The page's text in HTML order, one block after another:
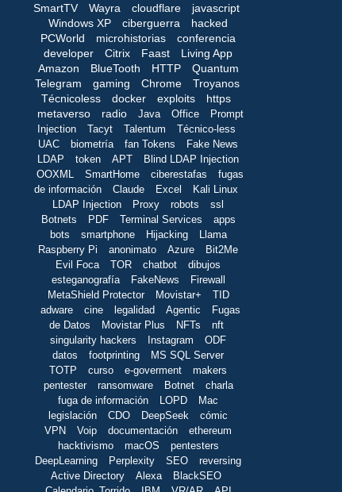
SmartTV
Wayra cloudflare
javascript
Windows XP
ciberguerra
hacked
PCWorld
microhistorias
conferencia
developer
Citrix Faast
Living App
Amazon
BlueTooth HTTP
Quantum
Telegram
gaming Chrome
Troyanos
Técnicoless
docker exploits
https
metaverso
radio Java Office
Prompt
Injection
Tacyt Talentum
Técnico-less
UAC
biometría fan Tokens
Fake News
LDAP
token APT
Blind LDAP Injection
OOXML
SmartHome ciberestafas
fugas
de información
Claude Excel
Kali Linux
LDAP Injection
Proxy robots
ssl
Botnets
PDF Terminal Services
apps
bots
smartphone Hijacking
Llama
Raspberry Pi
anonimato Azure
Bit2Me
Evil Foca
TOR chatbot
dibujos
esteganografía
FakeNews
Firewall
MetaShield Protector
Movistar+
TID
adware
cine legalidad Agentic
Fugas
de Datos
Movistar Plus NFTs
nft
singularity hackers
Instagram
ODF
datos
footprinting
MS SQL Server
TOTP
curso e-goverment
makers
pentester
ransomware Botnet
charla
fuga de información
LOPD
Mac
legislación
CDO DeepSeek
cómic
VPN
Voip documentación
ethereum
hacktivismo
macOS
pentesters
DeepLearning
Perplexity SEO
reversing
Active Directory
Alexa
BlackSEO